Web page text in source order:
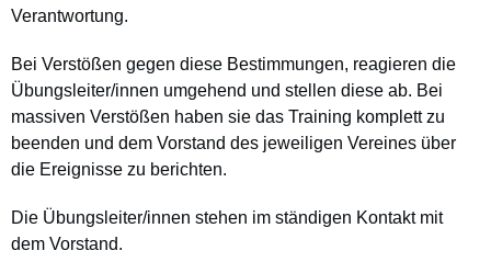
Verantwortung.
Bei Verstößen gegen diese Bestimmungen, reagieren die
Übungsleiter/innen umgehend und stellen diese ab. Bei
massiven Verstößen haben sie das Training komplett zu
beenden und dem Vorstand des jeweiligen Vereines über
die Ereignisse zu berichten.
Die Übungsleiter/innen stehen im ständigen Kontakt mit
dem Vorstand.